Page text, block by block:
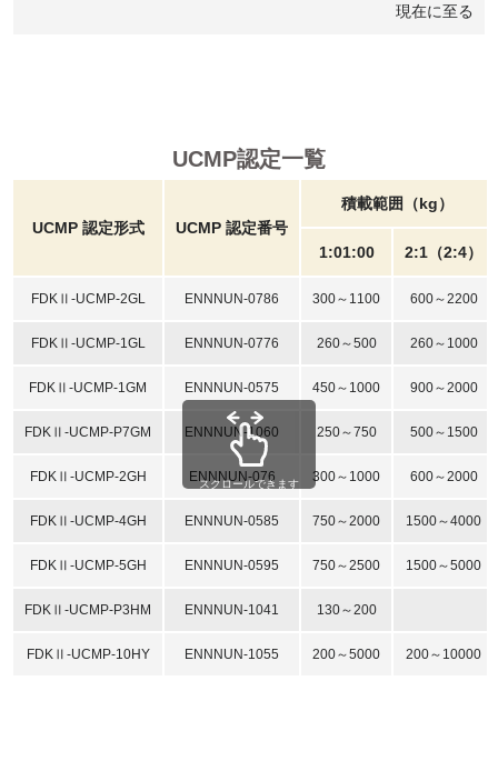
現在に至る
UCMP認定一覧
UCMP 認定形式 UCMP 認定番号
積載範囲（kg）
1:01:00 2:1（2:4）
FDKⅡ-UCMP-2GL ENNNUN-0786 300～1100 600～2200
FDKⅡ-UCMP-1GL ENNNUN-0776 260～500 260～1000
FDKⅡ-UCMP-1GM ENNNUN-0575 450～1000 900～2000
FDKⅡ-UCMP-P7GM ENNNUN-1060 250～750 500～1500
FDKⅡ-UCMP-2GH ENNNUN-076 300～1000 600～2000
FDKⅡ-UCMP-4GH ENNNUN-0585 750～2000 1500～4000
FDKⅡ-UCMP-5GH ENNNUN-0595 750～2500 1500～5000
FDKⅡ-UCMP-P3HM ENNNUN-1041 130～200
FDKⅡ-UCMP-10HY ENNNUN-1055 200～5000 200～10000
スクロールできます